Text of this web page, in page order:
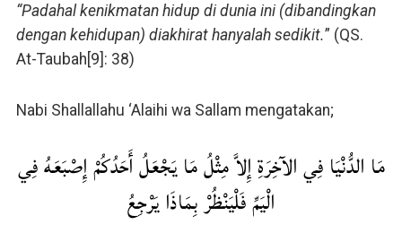
“Padahal kenikmatan hidup di dunia ini (dibandingkan
dengan kehidupan) diakhirat hanyalah sedikit.” (QS.
At-Taubah[9]: 38)
Nabi Shallallahu ‘Alaihi wa Sallam mengatakan;
مَا الدُّنْيَا فِي الآخِرَةِ إِلاَّ مِثْلُ مَا يَجْعَلُ أَحَدُكُمْ إِصْبَعَهُ فِي
الْيَمِّ فَلْيَنْظُرْ بِمَاذَا يَرْجِعُ